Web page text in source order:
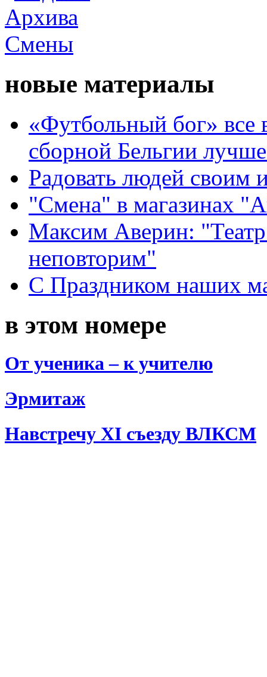
новые материалы
«Футбольный бог» все
сборной Бельгии
Радовать людей своим
"Смена" в магазинах
Максим Аверин:
неповторим"
С Праздником наших
в этом номере
От ученика – к учителю
Эрмитаж
Навстречу XI съезду ВЛКСМ